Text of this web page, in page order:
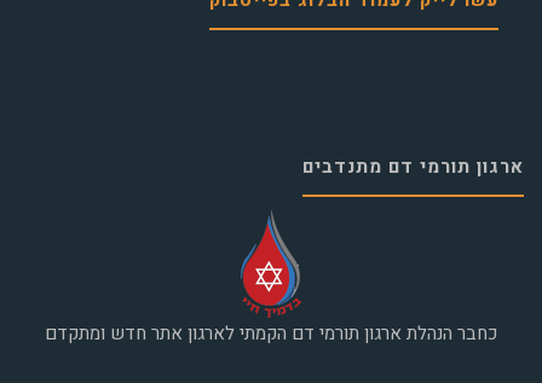
ארגון תורמי דם מתנדבים
כחבר הנהלת ארגון תורמי דם הקמתי לארגון אתר חדש ומתקדם